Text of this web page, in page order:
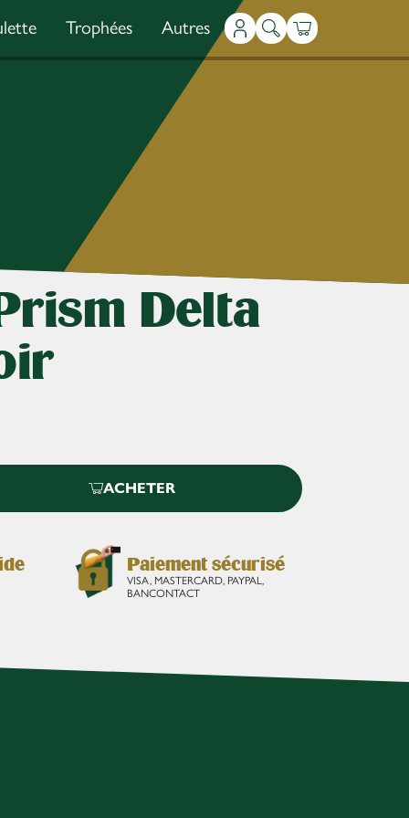
Trophées Autres Mon compte
Recherche
Panier
Delta
ACHETER
Paiement sécurisé
VISA, MASTERCARD, PAYPAL,
BANCONTACT